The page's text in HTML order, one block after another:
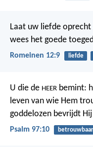
Laat uw liefde
wees het goede
Romeinen 12:9 liefde
U die de HEER bemint:
leven van wie Hem
goddelozen bevrijdt
Psalm 97:10